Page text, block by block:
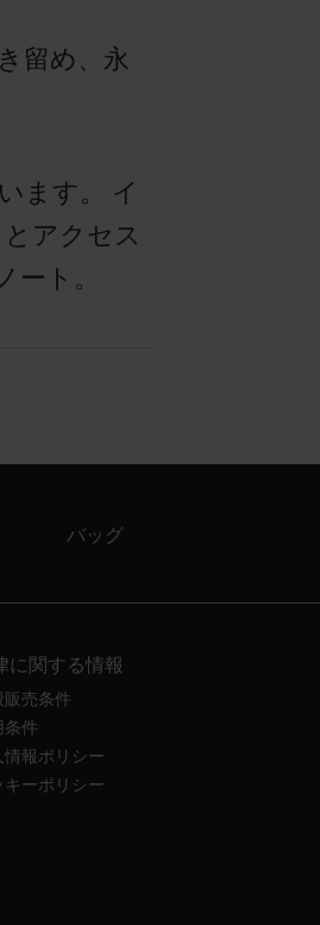
留め、永
ます。 イ
アクセス
ト。
バッグ
に関する情報
販売条件
件
情報ポリシー
キーポリシー